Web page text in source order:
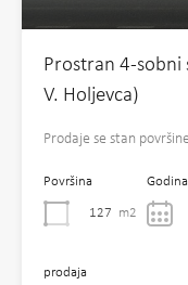
Prostran 4-sobni
V. Holjevca)
Prodaje se stan
Površina
127 m2
prodaja